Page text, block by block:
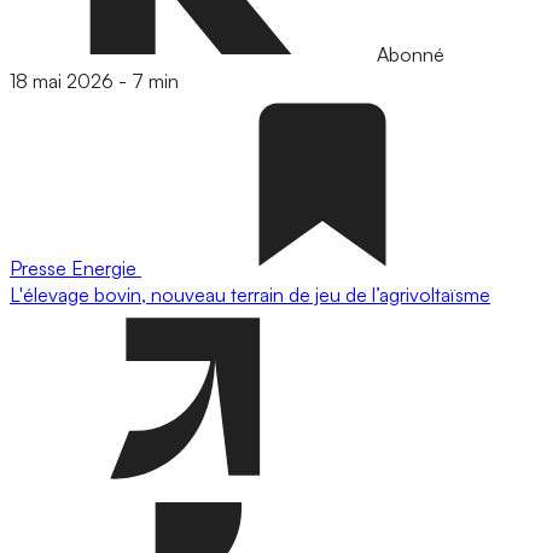
Abonné
18 mai 2026 - 7 min
Presse Energie
L'élevage bovin, nouveau terrain de jeu de l’agrivoltaïsme